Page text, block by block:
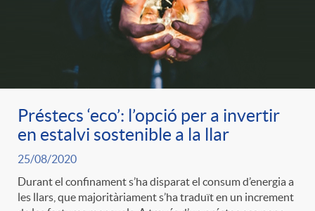
Préstecs ‘eco’: l’opció per a invertir
en estalvi sostenible a la llar
25/08/2020
Durant el confinament s’ha disparat el consum d’energia a
les llars, que majoritàriament s’ha traduït en un increment